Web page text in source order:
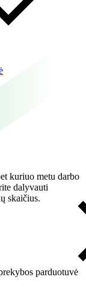
kuriuo metu darbo
dalyvauti
skaičius.
parduotuvė